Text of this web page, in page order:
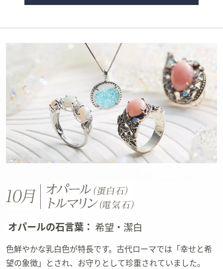
オパールの石言葉： 希望・潔白
色鮮やかな乳白色が特長です。古代ローマでは「幸せと希
望の象徴」とされ、お守りとして珍重されていました。